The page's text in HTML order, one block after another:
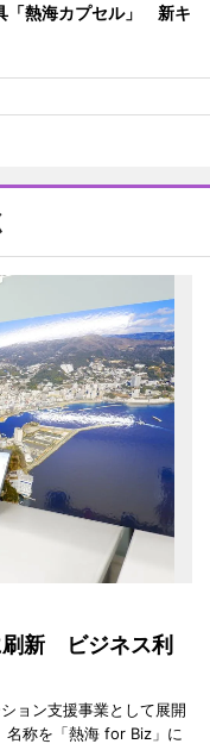
「熱海カプセル」 新キ
新 ビジネス利
ョン支援事業として展開
名称を「熱海 for Biz」に